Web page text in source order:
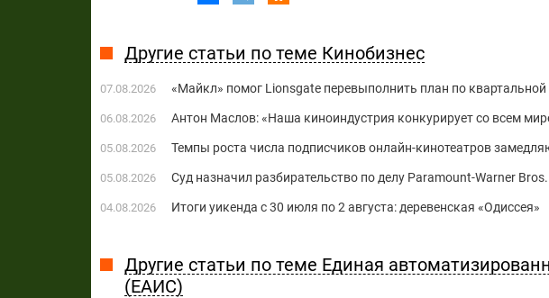
Другие статьи по теме Кинобизнес
07.08.2026 «Майкл» помог Lionsgate перевыполнить план по
06.08.2026 Антон Маслов: «Наша киноиндустрия конкурирует со всем
05.08.2026 Темпы роста числа подписчиков онлайн-кинотеатров
05.08.2026 Суд назначил разбирательство по делу Paramount-Warner
04.08.2026 Итоги уикенда с 30 июля по 2 августа: деревенская «Одиссея»
Другие статьи по теме Единая
(ЕАИС)